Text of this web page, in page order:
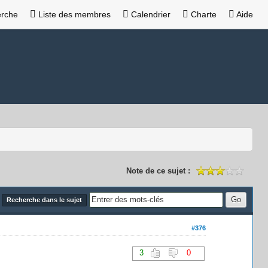
Liste des membres Calendrier Charte Aide
Note de ce sujet :
Recherche dans le sujet
#376
3 0